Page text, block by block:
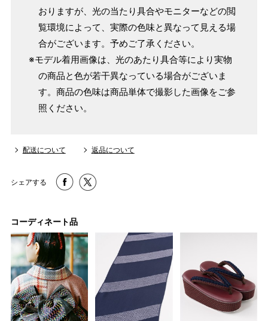
マイサイズでお仕立て（お客様の希望サイズでお仕立て）
店舗で採寸（お近くの店舗でスタッフが採寸）
S
～155cm
4尺5分
SW ～95cm
4尺1寸
M
～160cm
～95cm
159cm
4尺2寸
おりますが、光の当たり具合やモニターなどの閲
覧環境によって、実際の色味と異なって見える場
合がございます。予めご了承ください。
※モデル着用画像は、光のあたり具合等により実物
の商品と色が若干異なっている場合がございま
す。商品の色味は商品単体で撮影した画像をご参
照ください。
配送について 返品について
シェアする
コーディネート品